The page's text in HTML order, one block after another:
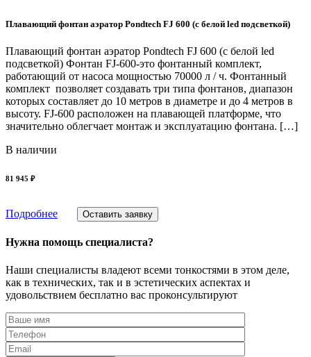
Плавающий фонтан аэратор Pondtech FJ 600 (с белой led подсветкой)
Плавающий фонтан аэратор Pondtech FJ 600 (с белой led
подсветкой) Фонтан FJ-600-это фонтанный комплект,
работающий от насоса мощностью 70000 л / ч. Фонтанный
комплект позволяет создавать три типа фонтанов, диапазон
которых составляет до 10 метров в диаметре и до 4 метров в
высоту. FJ-600 расположен на плавающей платформе, что
значительно облегчает монтаж и эксплуатацию фонтана. […]
В наличии
81 945 ₽
Подробнее Оставить заявку
Нужна помощь специалиста?
Наши специалисты владеют всеми тонкостями в этом деле,
как в технических, так и в эстетических аспектах и
удовольствием бесплатно вас проконсультируют